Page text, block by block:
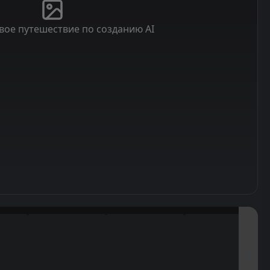
путешествие по созданию AI